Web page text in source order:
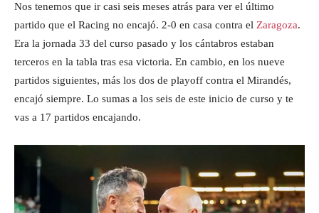
Nos tenemos que ir casi seis meses atrás para ver el último
partido que el Racing no encajó. 2-0 en casa contra el Zaragoza.
Era la jornada 33 del curso pasado y los cántabros estaban
terceros en la tabla tras esa victoria. En cambio, en los nueve
partidos siguientes, más los dos de playoff contra el Mirandés,
encajó siempre. Lo sumas a los seis de este inicio de curso y te
vas a 17 partidos encajando.